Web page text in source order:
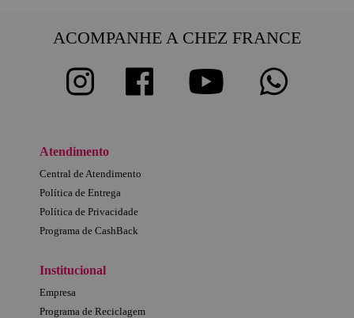
ACOMPANHE A CHEZ FRANCE
Atendimento
Central de Atendimento
Política de Entrega
Política de Privacidade
Programa de CashBack
Institucional
Empresa
Programa de Reciclagem